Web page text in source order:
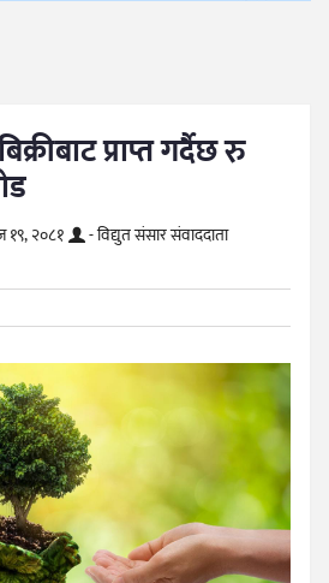
प्राप्त गर्दैछ रु
१९, २०८१ - विद्युत संसार संवाददाता